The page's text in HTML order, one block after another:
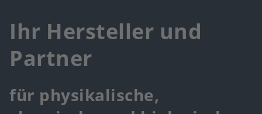
Ihr Hersteller und
Partner
für physikalische,